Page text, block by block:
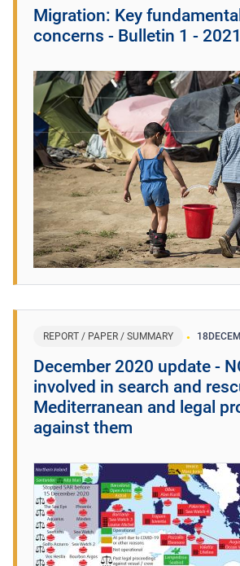
Migration: Key
concerns - Bulletin 1 - 2021
REPORT / PAPER / SUMMARY 18
December 2020 update -
involved in search and
Mediterranean and legal
against them